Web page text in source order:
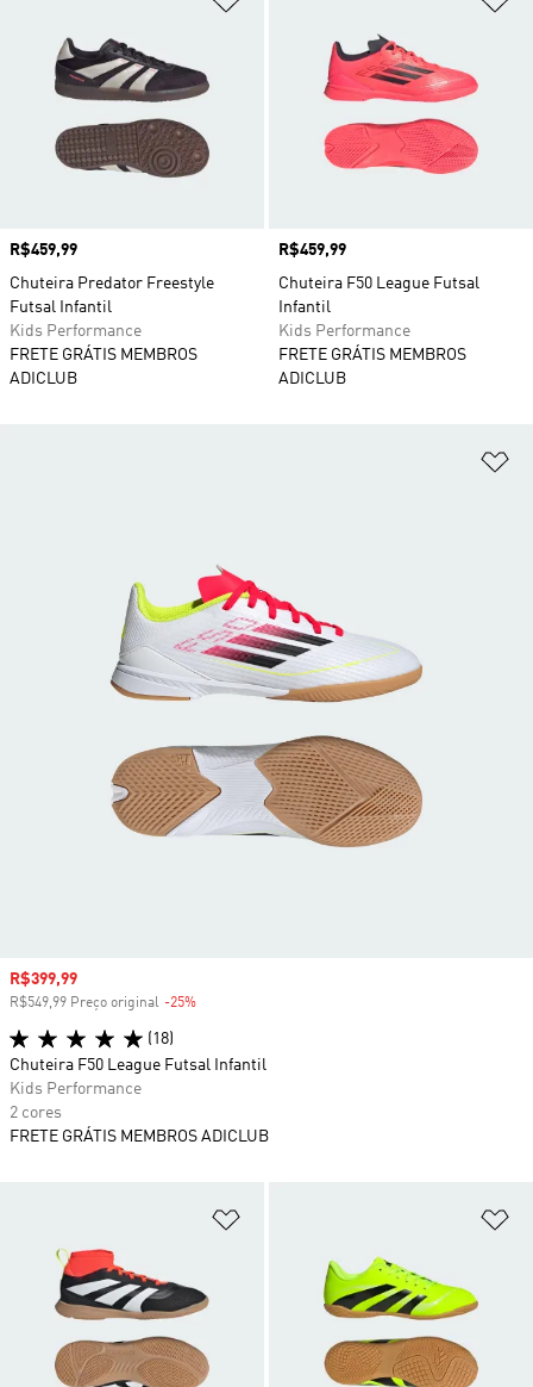
Preço
R$459,99
Chuteira Predator Freestyle
Futsal Infantil
Kids Performance
FRETE GRÁTIS MEMBROS
ADICLUB
Preço
R$459,99
Chuteira F50 League Futsal
Infantil
Kids Performance
FRETE GRÁTIS MEMBROS
ADICLUB
Preço com desconto
R$399,99
R$549,99 Preço original -25%
(18)
Chuteira F50 League Futsal Infantil
Kids Performance
2 cores
FRETE GRÁTIS MEMBROS ADICLUB